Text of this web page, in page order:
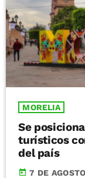
MORELIA
Se
turísticos
del país
today 7 DE